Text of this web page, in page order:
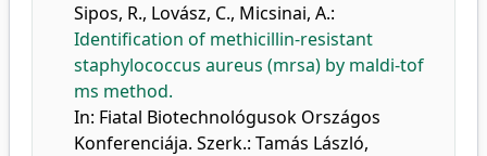
Sipos, R., Lovász, C., Micsinai, A.:
Identification of methicillin-resistant
staphylococcus aureus (mrsa) by maldi-tof
ms method.
In: Fiatal Biotechnológusok Országos
Konferenciája. Szerk.: Tamás László,